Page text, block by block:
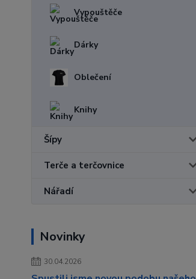
Vypouštěče
Dárky
Oblečení
Knihy
Šípy
Terče a terčovnice
Nářadí
Novinky
30.04.2026